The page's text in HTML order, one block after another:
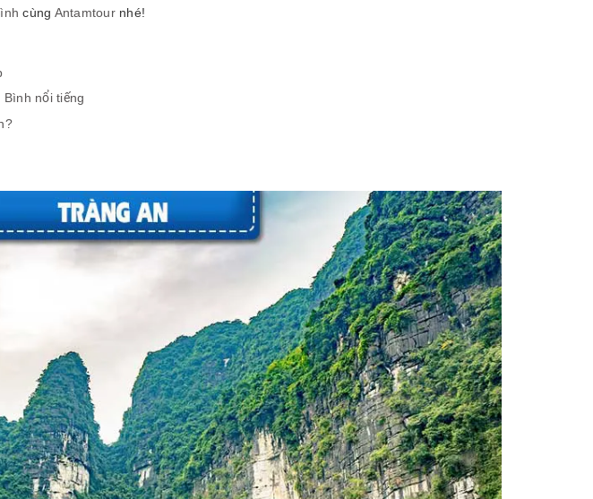
cùng Antamtournhé!
nổi tiếng